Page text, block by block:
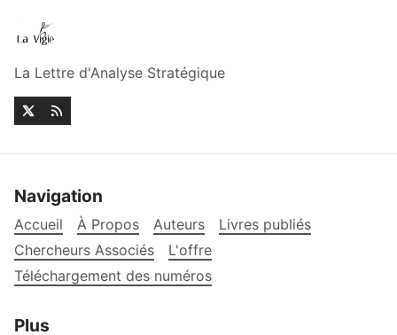
La Lettre d'Analyse Stratégique
Navigation
Accueil À Propos Auteurs
Livres publiés
Chercheurs Associés
L'offre
Téléchargement des numéros
Plus